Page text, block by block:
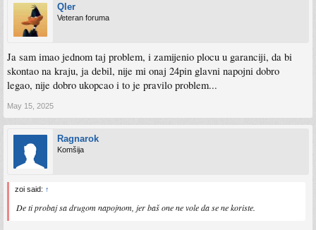
Qler
Veteran foruma
Ja sam imao jednom taj problem, i zamijenio plocu u garanciji, da bi
skontao na kraju, ja debil, nije mi onaj 24pin glavni napojni dobro
legao, nije dobro ukopcao i to je pravilo problem...
May 15, 2025
Ragnarok
Komšija
zoi said: ↑
De ti probaj sa drugom napojnom, jer baš one ne vole da se ne koriste.